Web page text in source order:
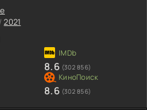
/2021
8.6 (302 856)
8.6 (302 856)